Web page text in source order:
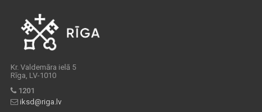
Kr. Valdemāra ielā 5
Rīga, LV-1010
1201
iksd@riga.lv